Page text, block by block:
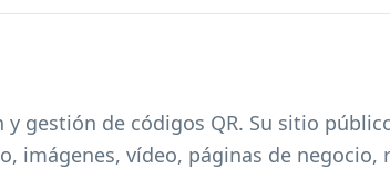
gestión de códigos QR. Su sitio
imágenes, vídeo, páginas de